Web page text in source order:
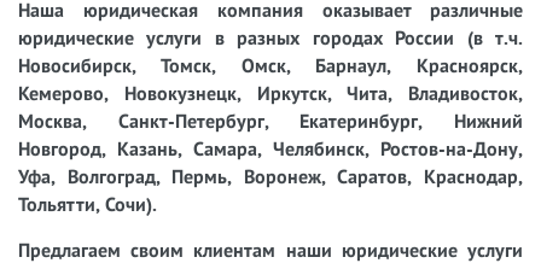
Наша юридическая компания оказывает различные
юридические услуги в разных городах России (в т.ч.
Новосибирск, Томск, Омск, Барнаул, Красноярск,
Кемерово, Новокузнецк, Иркутск, Чита, Владивосток,
Москва, Санкт-Петербург, Екатеринбург, Нижний
Новгород, Казань, Самара, Челябинск, Ростов-на-Дону,
Уфа, Волгоград, Пермь, Воронеж, Саратов, Краснодар,
Тольятти, Сочи).
Предлагаем своим клиентам наши юридические услуги